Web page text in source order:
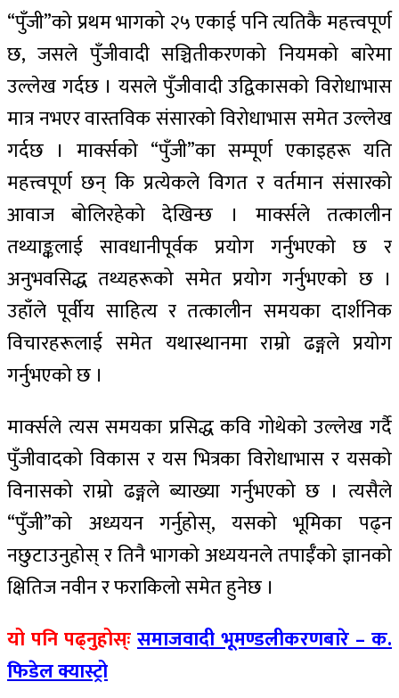
“पुँजी”को प्रथम भागको २५ एकाई पनि त्यतिकै महत्त्वपूर्ण
छ, जसले पुँजीवादी सञ्चितीकरणको नियमको बारेमा
उल्लेख गर्दछ । यसले पुँजीवादी उद्विकासको विरोधाभास
मात्र नभएर वास्तविक संसारको विरोधाभास समेत उल्लेख
गर्दछ । मार्क्सको “पुँजी”का सम्पूर्ण एकाइहरू यति
महत्त्वपूर्ण छन् कि प्रत्येकले विगत र वर्तमान संसारको
आवाज बोलिरहेको देखिन्छ । मार्क्सले तत्कालीन
तथ्याङ्कलाई सावधानीपूर्वक प्रयोग गर्नुभएको छ र
अनुभवसिद्ध तथ्यहरूको समेत प्रयोग गर्नुभएको छ ।
उहाँले पूर्वीय साहित्य र तत्कालीन समयका दार्शनिक
विचारहरूलाई समेत यथास्थानमा राम्रो ढङ्गले प्रयोग
गर्नुभएको छ ।
मार्क्सले त्यस समयका प्रसिद्ध कवि गोथेको उल्लेख गर्दै
पुँजीवादको विकास र यस भित्रका विरोधाभास र यसको
विनासको राम्रो ढङ्गले ब्याख्या गर्नुभएको छ । त्यसैले
“पुँजी”को अध्ययन गर्नुहोस्, यसको भूमिका पढ्न
नछुटाउनुहोस्‌ र तिनै भागको अध्ययनले तपाईँको ज्ञानको
क्षितिज नवीन र फराकिलो समेत हुनेछ ।
यो पनि पढ्नुहोस्ःसमाजवादी भूमण्डलीकरणबारे – क.
फिडेल क्यास्ट्रो